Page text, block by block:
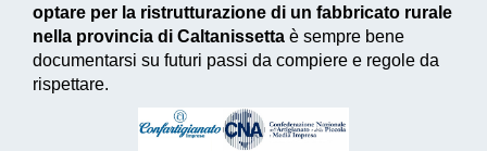
optare per la ristrutturazione di un fabbricato rurale
nella provincia di Caltanissetta è sempre bene
documentarsi su futuri passi da compiere e regole da
rispettare.